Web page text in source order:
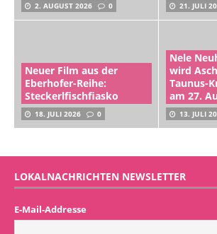
2. AUGUST 2026 0 21. JULI
Neuer Film aus der
Eberhofer-Reihe:
Steckerlfischfiasko
18. JULI 2026 0
Nele
wird
Taunus-
am 27.
13. JULI
LOKALNACHRICHTEN NEWSLETTER
E-Mail-Addresse